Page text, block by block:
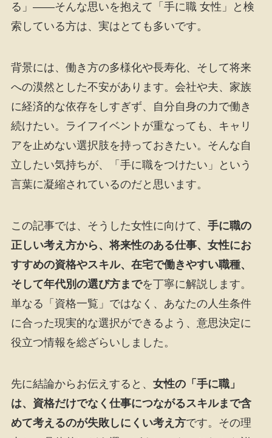
る」――そんな思いを抱えて「手に職 女性」と検
索している方は、実はとても多いです。
背景には、働き方の多様化や長寿化、そして将来
への漠然とした不安があります。会社や夫、家族
に経済的な依存をしすぎず、自分自身の力で働き
続けたい。ライフイベントが重なっても、キャリ
アを止めない選択肢を持っておきたい。そんな自
立したい気持ちが、「手に職をつけたい」という
言葉に凝縮されているのだと思います。
この記事では、そうした女性に向けて、 手に職の
正しい考え方から、将来性のある仕事、女性にお
すすめの資格やスキル、在宅で働きやすい職種、
そして年代別の選び方までを丁寧に解説します。
単なる「資格一覧」ではなく、あなたの人生条件
に合った現実的な選択ができるよう、意思決定に
役立つ情報を総ざらいしました。
先に結論からお伝えすると、 女性の「手に職」
は、資格だけでなく仕事につながるスキルまで含
めて考えるのが失敗しにくい考え方です。その理